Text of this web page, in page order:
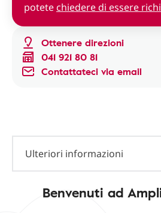
Ottenere direzioni
041 921 80 81
Contattateci via email
potetechiedere di essere
Ulteriori informazioni
Benvenuti ad